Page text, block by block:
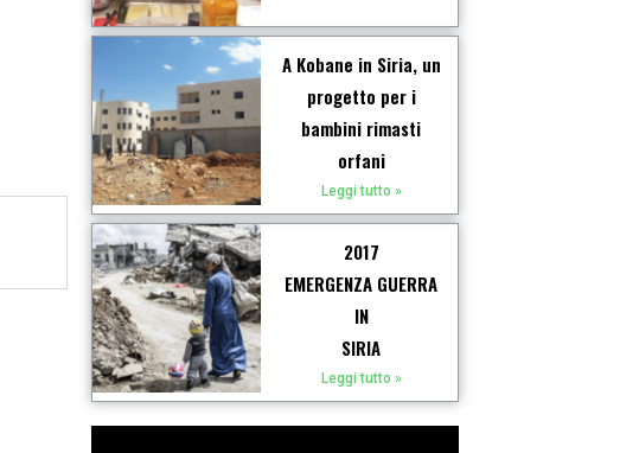
A Kobane in Siria, un
progetto per i
bambini rimasti
orfani
Leggi tutto »
2017
EMERGENZA GUERRA
IN
SIRIA
Leggi tutto »